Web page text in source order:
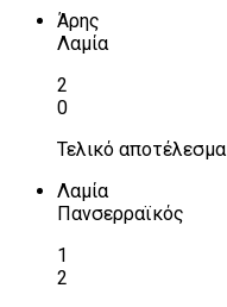
Άρης
Λαμία
2
0
Τελικό αποτέλεσμα
Λαμία
Πανσερραϊκός
1
2